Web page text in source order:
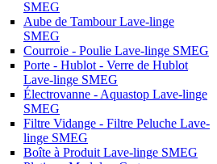
SMEG
Aube de Tambour Lave-linge
SMEG
Courroie - Poulie Lave-linge SMEG
Porte - Hublot - Verre de Hublot
Lave-linge SMEG
Électrovanne - Aquastop Lave-linge
SMEG
Filtre Vidange - Filtre Peluche Lave-
linge SMEG
Boîte à Produit Lave-linge SMEG